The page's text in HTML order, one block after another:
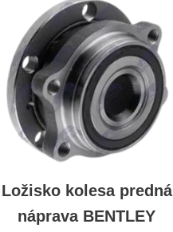
Ložisko kolesa predná
náprava BENTLEY